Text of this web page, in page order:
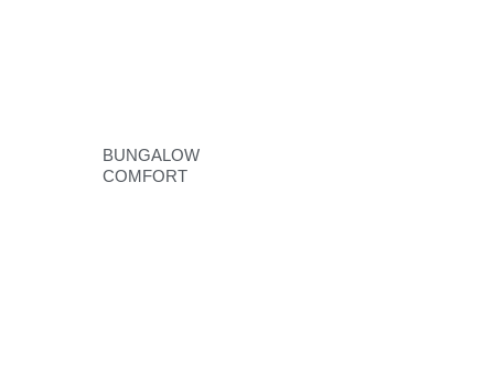
BUNGALOW
COMFORT